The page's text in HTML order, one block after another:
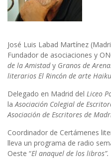
José Luis Labad Martínez
Fundador de asociaciones y
de la Amistady Granos de
literarios El Rincón de arte
Delegado en Madrid del Liceo
la Asociación Colegial de
Asociación de Escritores de
Coordinador de Certámenes
lleva un programa de radio
Oeste “El anaquel de los libros”.